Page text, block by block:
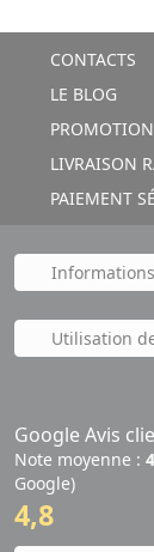
CONTACTS
LE BLOG
LIVRAISON
PAIEMENT
Utilisation
Google Avis
Note moyenne :
Google)
4,8